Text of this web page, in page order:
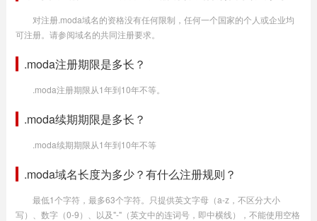
对注册.moda域名的资格没有任何限制，任何一个国家的个人或企业均
可注册。请参阅域名的共同注册要求。
.moda注册期限是多长？
.moda注册期限从1年到10年不等。
.moda续期期限是多长？
.moda续期期限从1年到10年不等
.moda域名长度为多少？有什么注册规则？
最低1个字符，最多63个字符。只提供英文字母（a-z，不区分大小
写）、数字（0-9）、以及"-"（英文中的连词号，即中横线），不能使用空格